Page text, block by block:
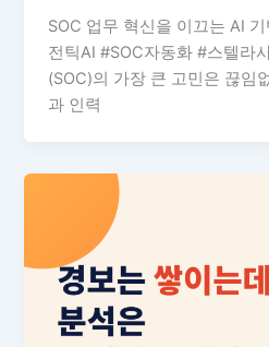
SOC 업무 혁신을 이끄는 AI
전틱AI #SOC자동화 #스텔라
(SOC)의 가장 큰 고민은 끊임
과 인력